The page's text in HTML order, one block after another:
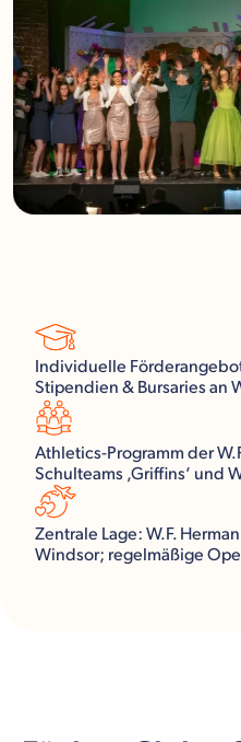
Individuelle
Stipendien & Bursaries an
Athletics-Programm der
Schulteams ‚Griffins‘ und
Zentrale Lage: W.F.
Windsor; regelmäßige